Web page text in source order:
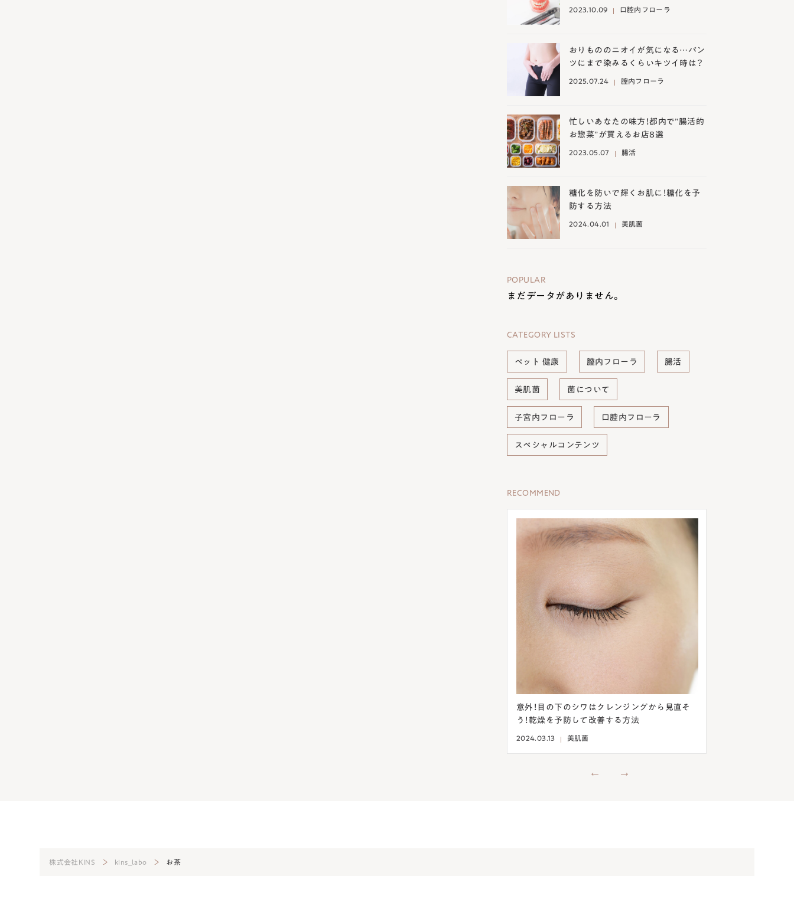
2023.10.09 口腔内フローラ
おりもののニオイが気になる…パン
ツにまで染みるくらいキツイ時は？
2025.07.24 膣内フローラ
忙しいあなたの味方！都内で”腸活的
お惣菜”が買えるお店8選
2023.05.07 腸活
糖化を防いで輝くお肌に！糖化を予
防する方法
2024.04.01 美肌菌
POPULAR
まだデータがありません。
CATEGORY LISTS
ペット 健康 膣内フローラ 腸活
美肌菌 菌について
子宮内フローラ 口腔内フローラ
スペシャルコンテンツ
RECOMMEND
意外！目の下のシワはクレンジングから見直そ
う！乾燥を予防して改善する方法
2024.03.13 美肌菌
株式会社KINS kins_labo お茶